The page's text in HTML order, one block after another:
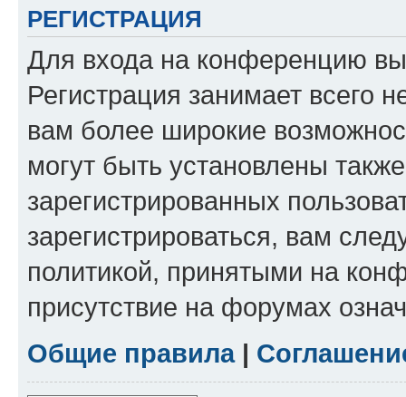
РЕГИСТРАЦИЯ
Для входа на конференцию
Регистрация занимает всего
вам более широкие
могут быть установлены
зарегистрированных
зарегистрироваться, вам
политикой, принятыми на
присутствие на форумах
Общие правила|